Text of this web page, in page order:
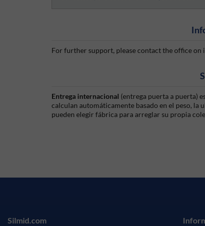
For further support, please contact the office on
Entrega internacional (entrega puerta a puerta)
calculan automáticamente basado en el peso, la
pueden elegir fábrica para arreglar su propia
Silmid.com